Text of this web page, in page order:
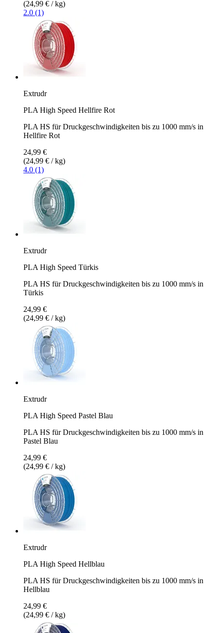
(24,99 € / kg)
2.0 (1)
Extrudr
PLA High Speed Hellfire Rot
PLA HS für Druckgeschwindigkeiten bis zu 1000 mm/s in
Hellfire Rot
24,99 €
(24,99 € / kg)
4.0 (1)
Extrudr
PLA High Speed Türkis
PLA HS für Druckgeschwindigkeiten bis zu 1000 mm/s in
Türkis
24,99 €
(24,99 € / kg)
Extrudr
PLA High Speed Pastel Blau
PLA HS für Druckgeschwindigkeiten bis zu 1000 mm/s in
Pastel Blau
24,99 €
(24,99 € / kg)
Extrudr
PLA High Speed Hellblau
PLA HS für Druckgeschwindigkeiten bis zu 1000 mm/s in
Hellblau
24,99 €
(24,99 € / kg)